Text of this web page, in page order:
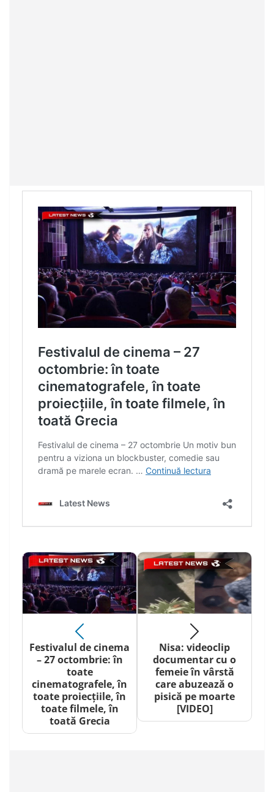
Festivalul de cinema
– 27 octombrie: în
toate
cinematografele, în
toate proiecțiile, în
toate filmele, în
toată Grecia
Nisa: videoclip
documentar cu o
femeie în vârstă
care abuzează o
pisică pe moarte
[VIDEO]